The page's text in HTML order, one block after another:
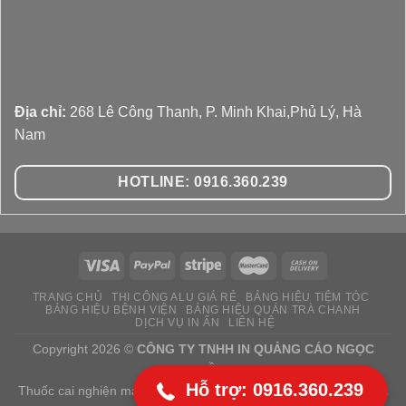
Địa chỉ: 268 Lê Công Thanh, P. Minh Khai,Phủ Lý, Hà
Nam
HOTLINE: 0916.360.239
TRANG CHỦ THI CÔNG ALU GIÁ RẺ
BẢNG HIỆU TIỆM TÓC
BẢNG HIỆU BỆNH VIỆN
BẢNG HIỆU QUÁN TRÀ CHANH
DỊCH VỤ IN ẤN
LIÊN HỆ
Copyright 2026 © CÔNG TY TNHH IN QUẢNG CÁO NGỌC
HUYỀN
Thuốc cai nghiện ma túy Bông SenIThuốc cai nghiện Bông Sen
091 636 02 39
Hỗ trợ: 0916.360.239